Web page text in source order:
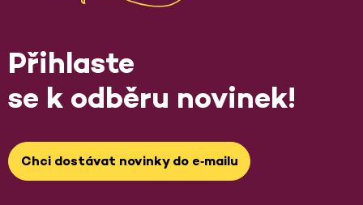
Přihlaste
se k odběru novinek!
Chci dostávat novinky do e‑mailu